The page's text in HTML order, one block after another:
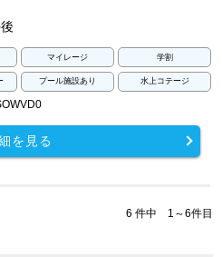
マイレージ 学割
プール施設あり 水上コテージ
を見る
6 件中 1～6件目